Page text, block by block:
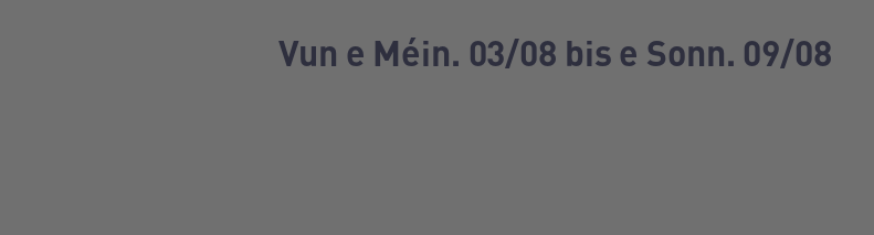
Vun e Méin. 03/08 bis e Sonn. 09/08